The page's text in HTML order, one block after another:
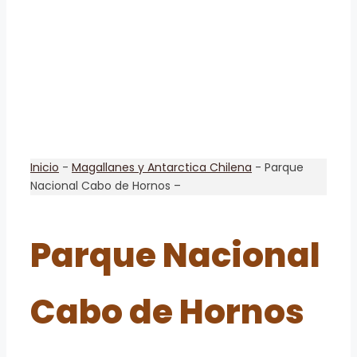
Inicio - Magallanes y Antarctica Chilena - Parque
Nacional Cabo de Hornos –
Parque Nacional
Cabo de Hornos